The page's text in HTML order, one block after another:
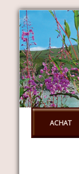
ACHAT